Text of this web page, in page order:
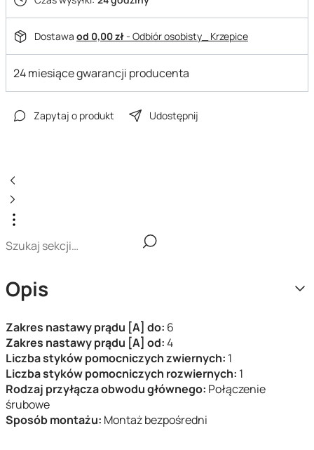
Dostawa od 0,00 zł- Odbiór osobisty_ Krzepice
24 miesiące gwarancji producenta
Zapytaj o produkt Udostępnij
Opis
Zakres nastawy prądu [A] do: 6
Zakres nastawy prądu [A] od:4
Liczba styków pomocniczych zwiernych: 1
Liczba styków pomocniczych rozwiernych: 1
Rodzaj przyłącza obwodu głównego: Połączenie
śrubowe
Sposób montażu: Montaż bezpośredni